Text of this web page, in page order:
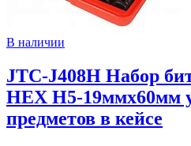
В наличии
JTC-J408H Набор
HEX H5-19ммх60мм
предметов в кейсе